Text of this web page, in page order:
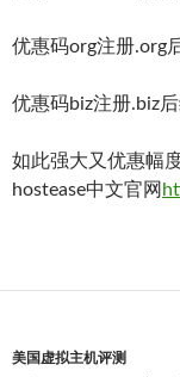
优惠码org注册.org
优惠码biz注册.biz
如此强大又优惠幅
hostease中文官网
美国虚拟主机评测